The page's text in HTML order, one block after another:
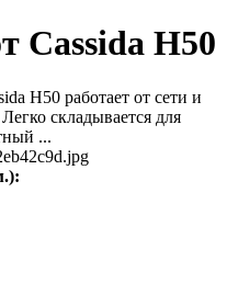
Cassida H50
H50 работает от сети и
складывается для
...